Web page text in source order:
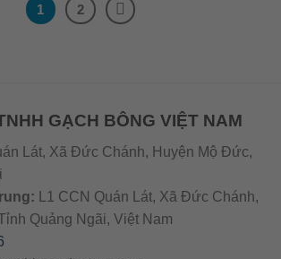
1 2
GẠCH BÔNG VIỆT NAM
Lát, Xã Đức Chánh, Huyện Mộ Đức,
L1 CCN Quán Lát, Xã Đức Chánh,
Quảng Ngãi, Việt Nam